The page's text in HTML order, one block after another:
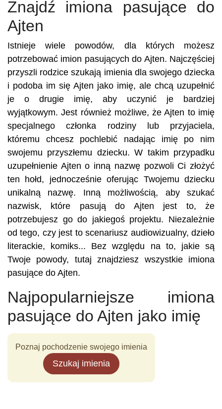
Znajdź imiona pasujące do
Ajten
Istnieje wiele powodów, dla których możesz
potrzebować imion pasujących do Ajten. Najczęściej
przyszli rodzice szukają imienia dla swojego dziecka
i podoba im się Ajten jako imię, ale chcą uzupełnić
je o drugie imię, aby uczynić je bardziej
wyjątkowym. Jest również możliwe, że Ajten to imię
specjalnego członka rodziny lub przyjaciela,
któremu chcesz pochlebić nadając imię po nim
swojemu przyszłemu dziecku. W takim przypadku
uzupełnienie Ajten o inną nazwę pozwoli Ci złożyć
ten hołd, jednocześnie oferując Twojemu dziecku
unikalną nazwę. Inną możliwością, aby szukać
nazwisk, które pasują do Ajten jest to, że
potrzebujesz go do jakiegoś projektu. Niezależnie
od tego, czy jest to scenariusz audiowizualny, dzieło
literackie, komiks... Bez względu na to, jakie są
Twoje powody, tutaj znajdziesz wszystkie imiona
pasujące do Ajten.
Najpopularniejsze imiona
pasujące do Ajten jako imię
Poznaj pochodzenie swojego imienia
Szukaj imienia